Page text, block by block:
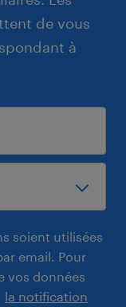
de vous
à
soient utilisées
email. Pour
vos données
la notification